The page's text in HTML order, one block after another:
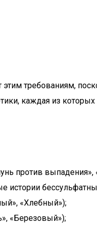
требованиям,
каждая из
против
истории
«Хлебный»);
«Березовый»);